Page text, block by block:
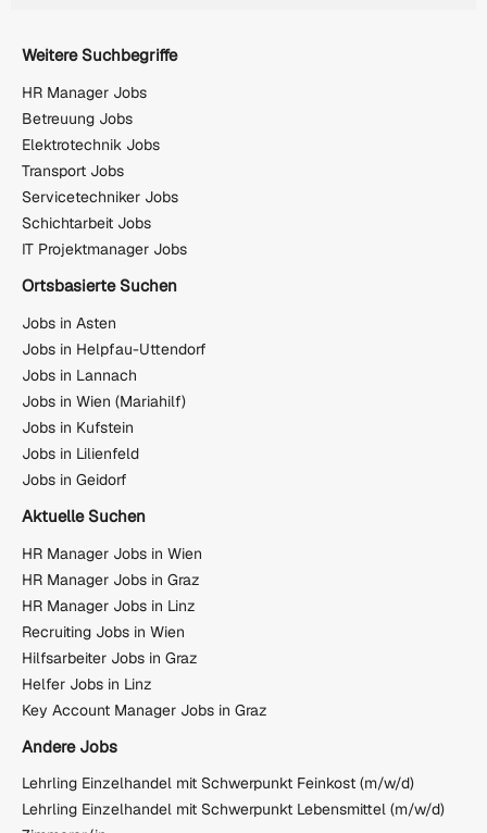
Weitere Suchbegriffe
HR Manager Jobs
Betreuung Jobs
Elektrotechnik Jobs
Transport Jobs
Servicetechniker Jobs
Schichtarbeit Jobs
IT Projektmanager Jobs
Ortsbasierte Suchen
Jobs in Asten
Jobs in Helpfau-Uttendorf
Jobs in Lannach
Jobs in Wien (Mariahilf)
Jobs in Kufstein
Jobs in Lilienfeld
Jobs in Geidorf
Aktuelle Suchen
HR Manager Jobs in Wien
HR Manager Jobs in Graz
HR Manager Jobs in Linz
Recruiting Jobs in Wien
Hilfsarbeiter Jobs in Graz
Helfer Jobs in Linz
Key Account Manager Jobs in Graz
Andere Jobs
Lehrling Einzelhandel mit Schwerpunkt Feinkost (m/w/d)
Lehrling Einzelhandel mit Schwerpunkt Lebensmittel (m/w/d)